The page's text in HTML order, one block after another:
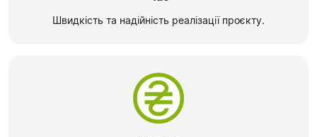
Швидкість та надійність реалізації проєкту.